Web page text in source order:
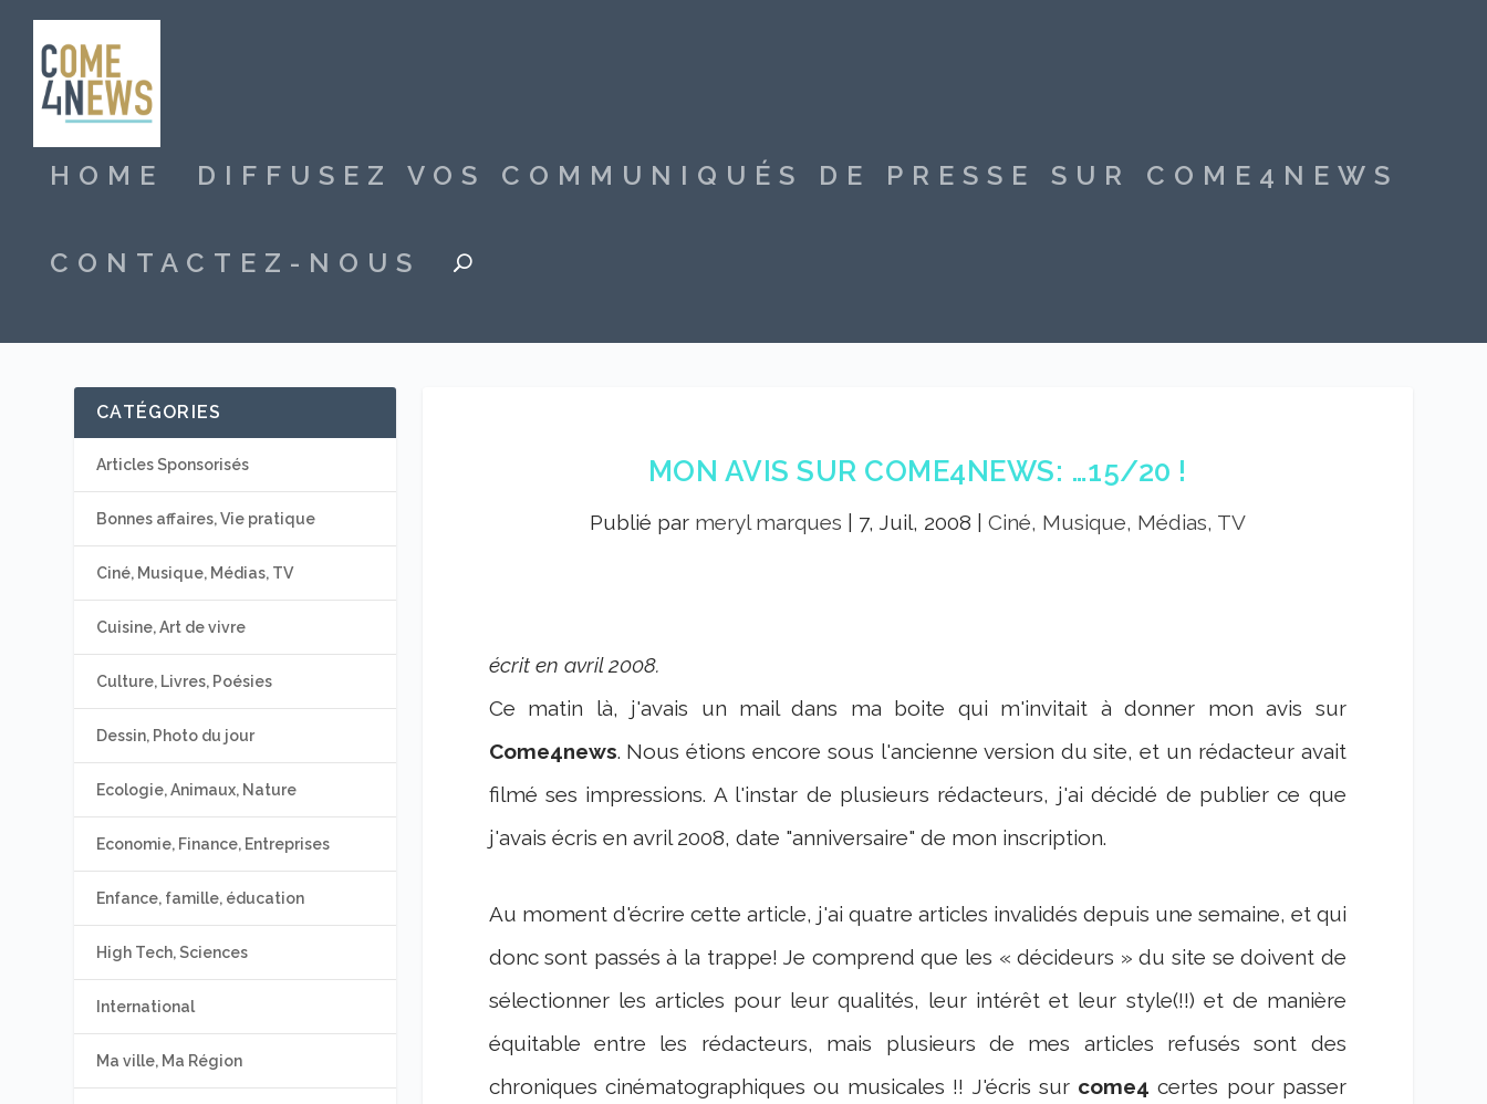
HOME DIFFUSEZ VOS COMMUNIQUÉS DE PRESSE SUR COME4NEWS
CONTACTEZ-NOUS
MON AVIS SUR COME4NEWS: …15/20 !
Publié par meryl marques 7, Juil, 2008 Ciné, Musique, Médias, TV
écrit en avril 2008.
Ce matin là, j'avais un mail dans ma boite qui m'invitait à donner mon avis sur
Come4news. Nous étions encore sous l'ancienne version du site, et un rédacteur avait
filmé ses impressions. A l'instar de plusieurs rédacteurs, j'ai décidé de publier ce que
j'avais écris en avril 2008, date "anniversaire" de mon inscription.
Au moment d'écrire cette article, j'ai quatre articles invalidés depuis une semaine, et qui
donc sont passés à la trappe! Je comprend que les « décideurs » du site se doivent de
sélectionner les articles pour leur qualités, leur intérêt et leur style(!!) et de manière
équitable entre les rédacteurs, mais plusieurs de mes articles refusés sont des
chroniques cinématographiques ou musicales !! J'écris sur come4certes pour passer
CATÉGORIES
Articles Sponsorisés
Bonnes affaires, Vie pratique
Ciné, Musique, Médias, TV
Cuisine, Art de vivre
Culture, Livres, Poésies
Dessin, Photo du jour
Ecologie, Animaux, Nature
Economie, Finance, Entreprises
Enfance, famille, éducation
High Tech, Sciences
International
Ma ville, Ma Région